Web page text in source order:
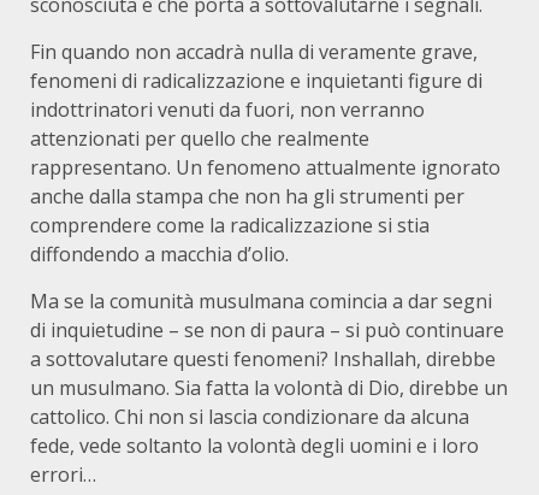
Fin quando non accadrà nulla di veramente grave,
fenomeni di radicalizzazione e inquietanti figure di
indottrinatori venuti da fuori, non verranno
attenzionati per quello che realmente
rappresentano. Un fenomeno attualmente ignorato
anche dalla stampa che non ha gli strumenti per
comprendere come la radicalizzazione si stia
diffondendo a macchia d’olio.
Ma se la comunità musulmana comincia a dar segni
di inquietudine – se non di paura – si può continuare
a sottovalutare questi fenomeni? Inshallah, direbbe
un musulmano. Sia fatta la volontà di Dio, direbbe un
cattolico. Chi non si lascia condizionare da alcuna
fede, vede soltanto la volontà degli uomini e i loro
errori…